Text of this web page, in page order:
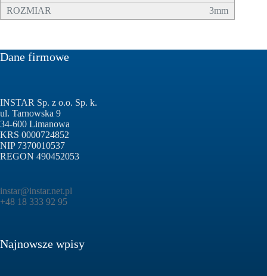
3mm
Dane firmowe
INSTAR Sp. z o.o. Sp. k.
ul. Tarnowska 9
34-600 Limanowa
KRS 0000724852
NIP 7370010537
REGON 490452053
instar@instar.net.pl
+48 18 333 92 95
Najnowsze wpisy